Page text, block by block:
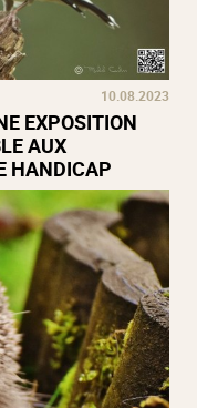
10.08.2023
EXPOSITION
AUX
HANDICAP